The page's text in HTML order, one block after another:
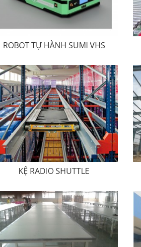
ROBOT TỰ HÀNH SUMI VHS
KỆ RADIO SHUTTLE